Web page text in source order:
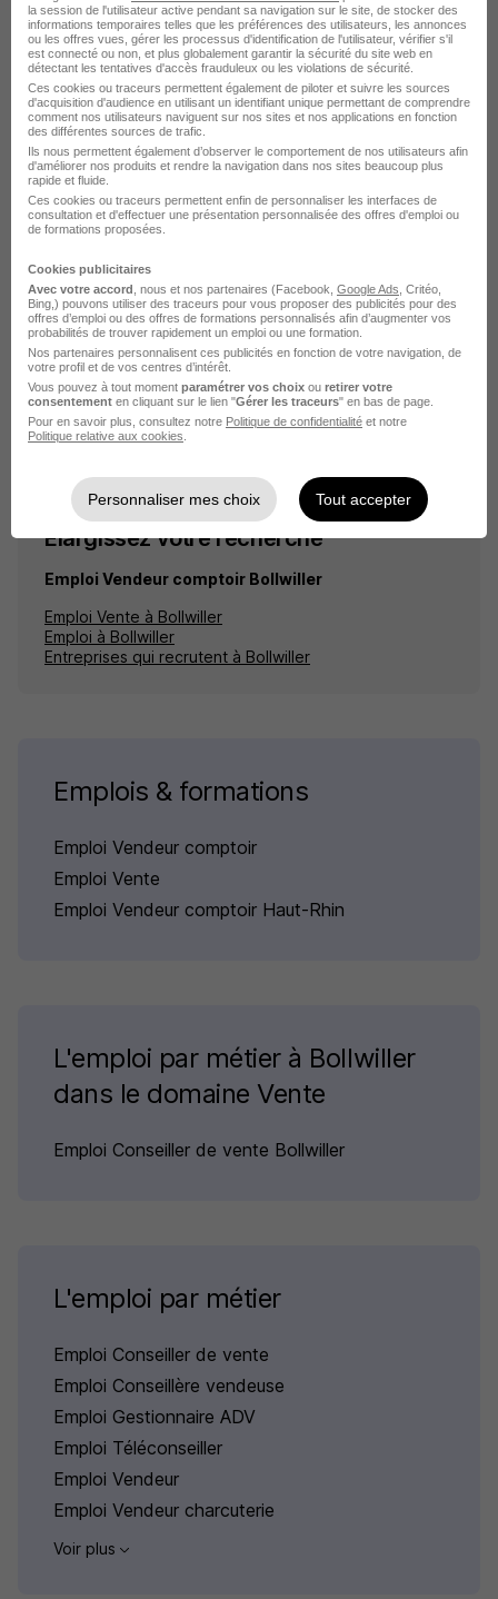
Créez une alerte
Soyez alerté des nouvelles offres pour cette
recherche dès leur parution.
En cliquant sur "Créer mon alerte", vous acceptez les
CGUet déclarez avoir pris connaissance de la
politique de protection des données du site
hellowork.com.
Élargissez votre recherche
Emploi Vendeur comptoir Bollwiller
Emploi Vente à Bollwiller
Emploi à Bollwiller
Entreprises qui recrutent à Bollwiller
Emplois & formations
Emploi Vendeur comptoir
Emploi Vente
Emploi Vendeur comptoir Haut-Rhin
L'emploi par métier à Bollwiller
dans le domaine Vente
Emploi Conseiller de vente Bollwiller
L'emploi par métier
Emploi Conseiller de vente
Emploi Conseillère vendeuse
Emploi Gestionnaire ADV
Emploi Téléconseiller
Emploi Vendeur
Emploi Vendeur charcuterie
Voir plus
la session de l'utilisateur active pendant sa navigation sur le site, de stocker des
informations temporaires telles que les préférences des utilisateurs, les annonces
ou les offres vues, gérer les processus d'identification de l'utilisateur, vérifier s'il
est connecté ou non, et plus globalement garantir la sécurité du site web en
détectant les tentatives d'accès frauduleux ou les violations de sécurité.
Ces cookies ou traceurs permettent également de piloter et suivre les sources
d'acquisition d'audience en utilisant un identifiant unique permettant de comprendre
comment nos utilisateurs naviguent sur nos sites et nos applications en fonction
des différentes sources de trafic.
Ils nous permettent également d’observer le comportement de nos utilisateurs afin
d'améliorer nos produits et rendre la navigation dans nos sites beaucoup plus
rapide et fluide.
Ces cookies ou traceurs permettent enfin de personnaliser les interfaces de
consultation et d'effectuer une présentation personnalisée des offres d'emploi ou
de formations proposées.
Cookies publicitaires
Avec votre accord , nous et nos partenaires (Facebook, Google Ads , Critéo,
Bing,) pouvons utiliser des traceurs pour vous proposer des publicités pour des
offres d’emploi ou des offres de formations personnalisés afin d’augmenter vos
probabilités de trouver rapidement un emploi ou une formation.
Nos partenaires personnalisent ces publicités en fonction de votre navigation, de
votre profil et de vos centres d’intérêt.
Vous pouvez à tout moment paramétrer vos choix ou retirer votre
consentement en cliquant sur le lien "Gérer les traceurs" en bas de page.
Pour en savoir plus, consultez notre Politique de confidentialité et notre
Politique relative aux cookies
Personnaliser mes choix Tout accepter